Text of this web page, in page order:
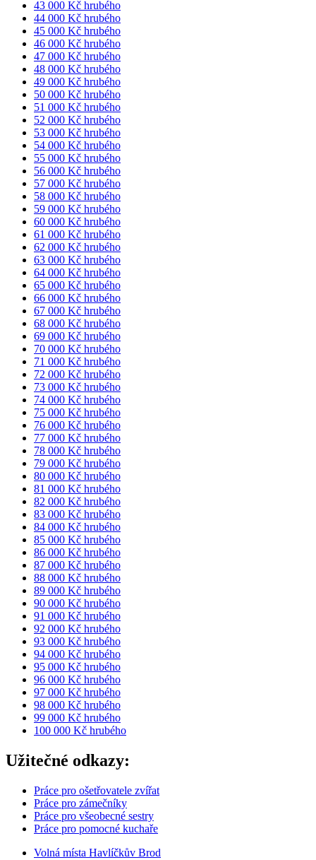
43 000 Kč hrubého
44 000 Kč hrubého
45 000 Kč hrubého
46 000 Kč hrubého
47 000 Kč hrubého
48 000 Kč hrubého
49 000 Kč hrubého
50 000 Kč hrubého
51 000 Kč hrubého
52 000 Kč hrubého
53 000 Kč hrubého
54 000 Kč hrubého
55 000 Kč hrubého
56 000 Kč hrubého
57 000 Kč hrubého
58 000 Kč hrubého
59 000 Kč hrubého
60 000 Kč hrubého
61 000 Kč hrubého
62 000 Kč hrubého
63 000 Kč hrubého
64 000 Kč hrubého
65 000 Kč hrubého
66 000 Kč hrubého
67 000 Kč hrubého
68 000 Kč hrubého
69 000 Kč hrubého
70 000 Kč hrubého
71 000 Kč hrubého
72 000 Kč hrubého
73 000 Kč hrubého
74 000 Kč hrubého
75 000 Kč hrubého
76 000 Kč hrubého
77 000 Kč hrubého
78 000 Kč hrubého
79 000 Kč hrubého
80 000 Kč hrubého
81 000 Kč hrubého
82 000 Kč hrubého
83 000 Kč hrubého
84 000 Kč hrubého
85 000 Kč hrubého
86 000 Kč hrubého
87 000 Kč hrubého
88 000 Kč hrubého
89 000 Kč hrubého
90 000 Kč hrubého
91 000 Kč hrubého
92 000 Kč hrubého
93 000 Kč hrubého
94 000 Kč hrubého
95 000 Kč hrubého
96 000 Kč hrubého
97 000 Kč hrubého
98 000 Kč hrubého
99 000 Kč hrubého
100 000 Kč hrubého
Užitečné odkazy:
Práce pro ošetřovatele zvířat
Práce pro zámečníky
Práce pro všeobecné sestry
Práce pro pomocné kuchaře
Volná místa Havlíčkův Brod